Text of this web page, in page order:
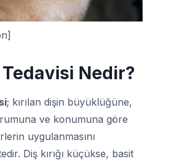
Tedavisi Nedir?
; kırılan dişin büyüklüğüne,
ve konumuna göre
uygulanmasını
Diş kırığı küçükse, basit